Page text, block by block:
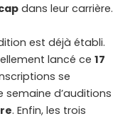
dans leur carrière.
est déjà établi.
lancé ce 17
se
semaine d’auditions
. Enfin, les trois